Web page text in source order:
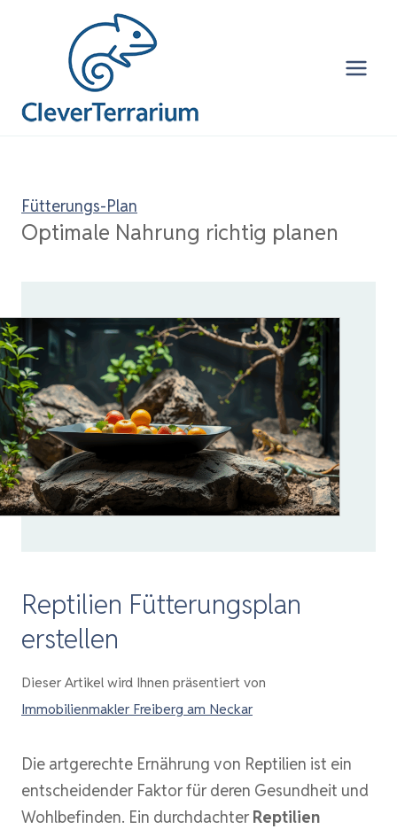
Fütterungs-Plan
Optimale Nahrung richtig planen
Reptilien Fütterungsplan
erstellen
Dieser Artikel wird Ihnen präsentiert von
Immobilienmakler Freiberg am Neckar
Die artgerechte Ernährung von Reptilien ist ein
entscheidender Faktor für deren Gesundheit und
Wohlbefinden. Ein durchdachterReptilien